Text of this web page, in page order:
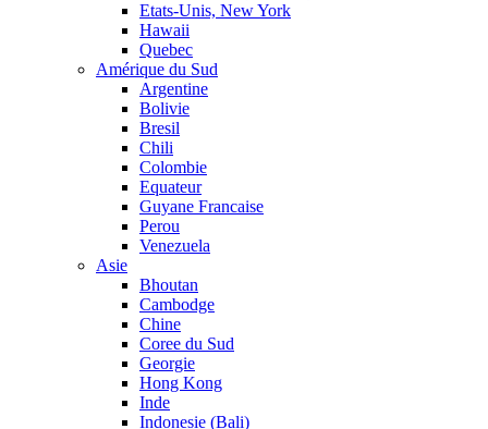
Etats-Unis, New York
Hawaii
Quebec
Amérique du Sud
Argentine
Bolivie
Bresil
Chili
Colombie
Equateur
Guyane Francaise
Perou
Venezuela
Asie
Bhoutan
Cambodge
Chine
Coree du Sud
Georgie
Hong Kong
Inde
Indonesie (Bali)